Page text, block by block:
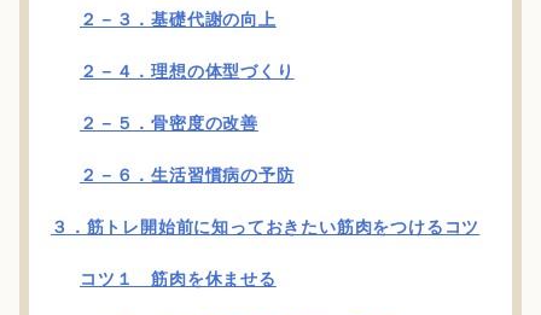
２－３．基礎代謝の向上
２－４．理想の体型づくり
２－５．骨密度の改善
２－６．生活習慣病の予防
３．筋トレ開始前に知っておきたい筋肉をつけるコツ
コツ１ 筋肉を休ませる